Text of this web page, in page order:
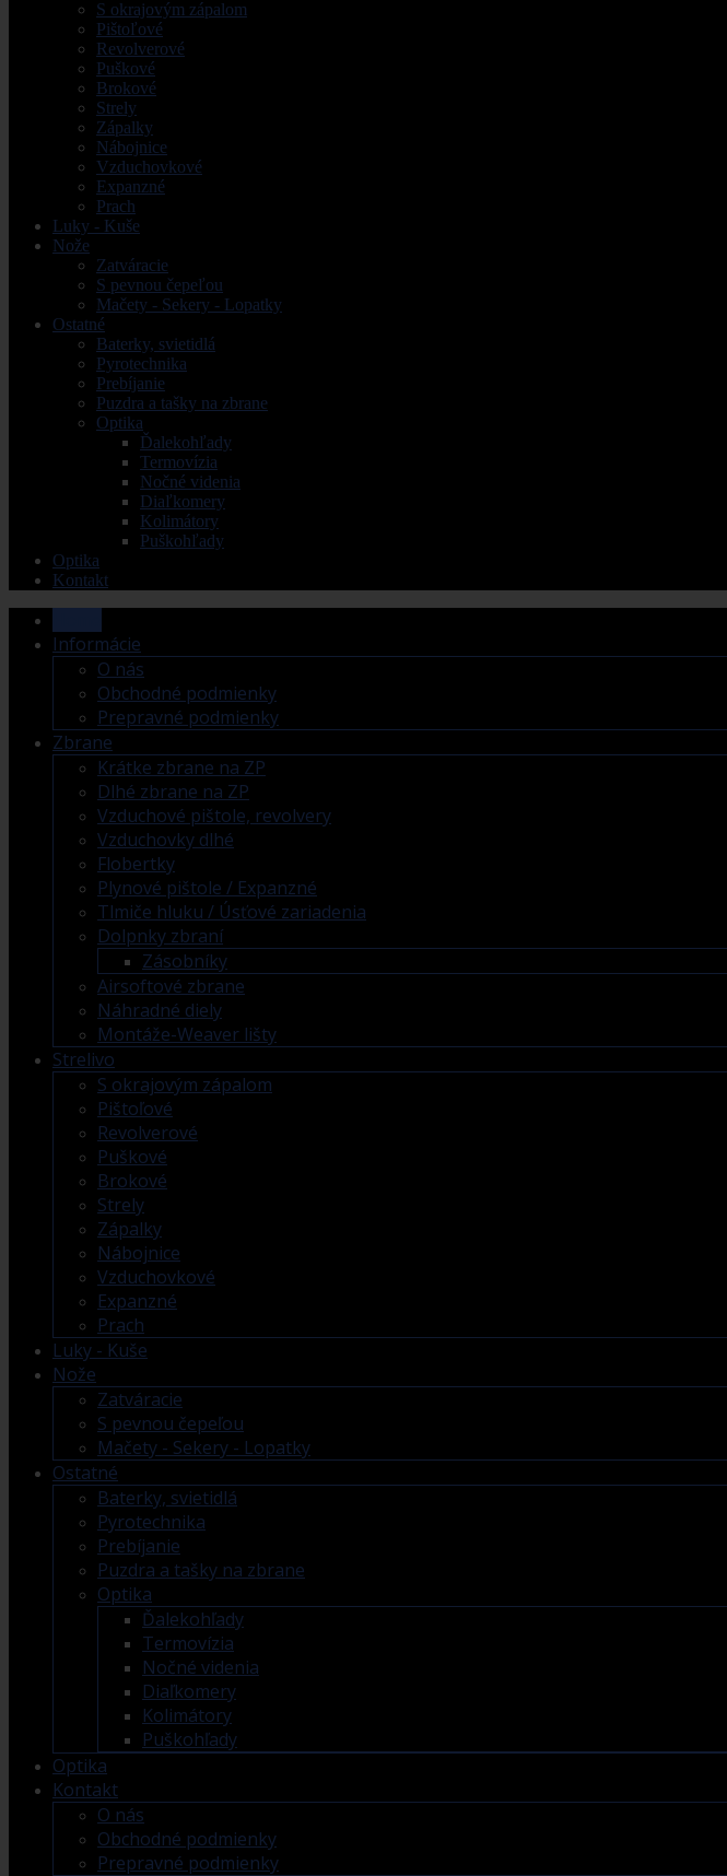
S okrajovým zápalom
Pištoľové
Revolverové
Puškové
Brokové
Strely
Zápalky
Nábojnice
Vzduchovkové
Expanzné
Prach
Luky - Kuše
Nože
Zatváracie
S pevnou čepeľou
Mačety - Sekery - Lopatky
Ostatné
Baterky, svietidlá
Pyrotechnika
Prebíjanie
Puzdra a tašky na zbrane
Optika
Ďalekohľady
Termovízia
Nočné videnia
Diaľkomery
Kolimátory
Puškohľady
Optika
Kontakt
Informácie
O nás
Obchodné podmienky
Prepravné podmienky
Zbrane
Krátke zbrane na ZP
Dlhé zbrane na ZP
Vzduchové pištole, revolvery
Vzduchovky dlhé
Flobertky
Plynové pištole / Expanzné
Tlmiče hluku / Úsťové zariadenia
Dolpnky zbraní
Zásobníky
Airsoftové zbrane
Náhradné diely
Montáže-Weaver lišty
Strelivo
S okrajovým zápalom
Pištoľové
Revolverové
Puškové
Brokové
Strely
Zápalky
Nábojnice
Vzduchovkové
Expanzné
Prach
Luky - Kuše
Nože
Zatváracie
S pevnou čepeľou
Mačety - Sekery - Lopatky
Ostatné
Baterky, svietidlá
Pyrotechnika
Prebíjanie
Puzdra a tašky na zbrane
Optika
Ďalekohľady
Termovízia
Nočné videnia
Diaľkomery
Kolimátory
Puškohľady
Optika
Kontakt
O nás
Obchodné podmienky
Prepravné podmienky